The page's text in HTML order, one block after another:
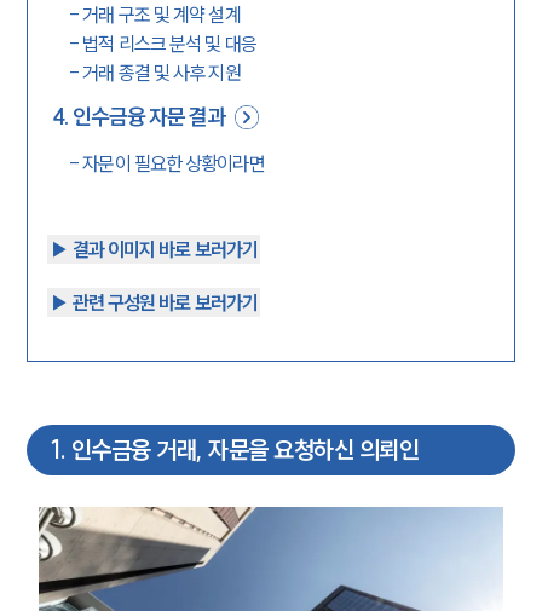
-거래 구조 및 계약 설계
- 법적 리스크 분석 및 대응
-거래 종결 및 사후 지원
4. 인수금융 자문 결과
-자문이 필요한 상황이라면
▶︎ 결과 이미지 바로 보러가기
▶︎ 관련 구성원 바로 보러가기
1. 인수금융 거래, 자문을 요청하신 의뢰인